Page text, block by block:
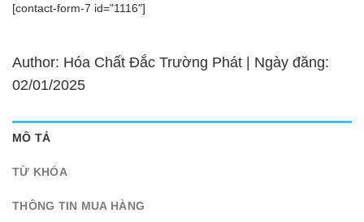
[contact-form-7 id="1116"]
Author: Hóa Chất Đắc Trường Phát | Ngày đăng:
02/01/2025
MÔ TẢ
TỪ KHÓA
THÔNG TIN MUA HÀNG